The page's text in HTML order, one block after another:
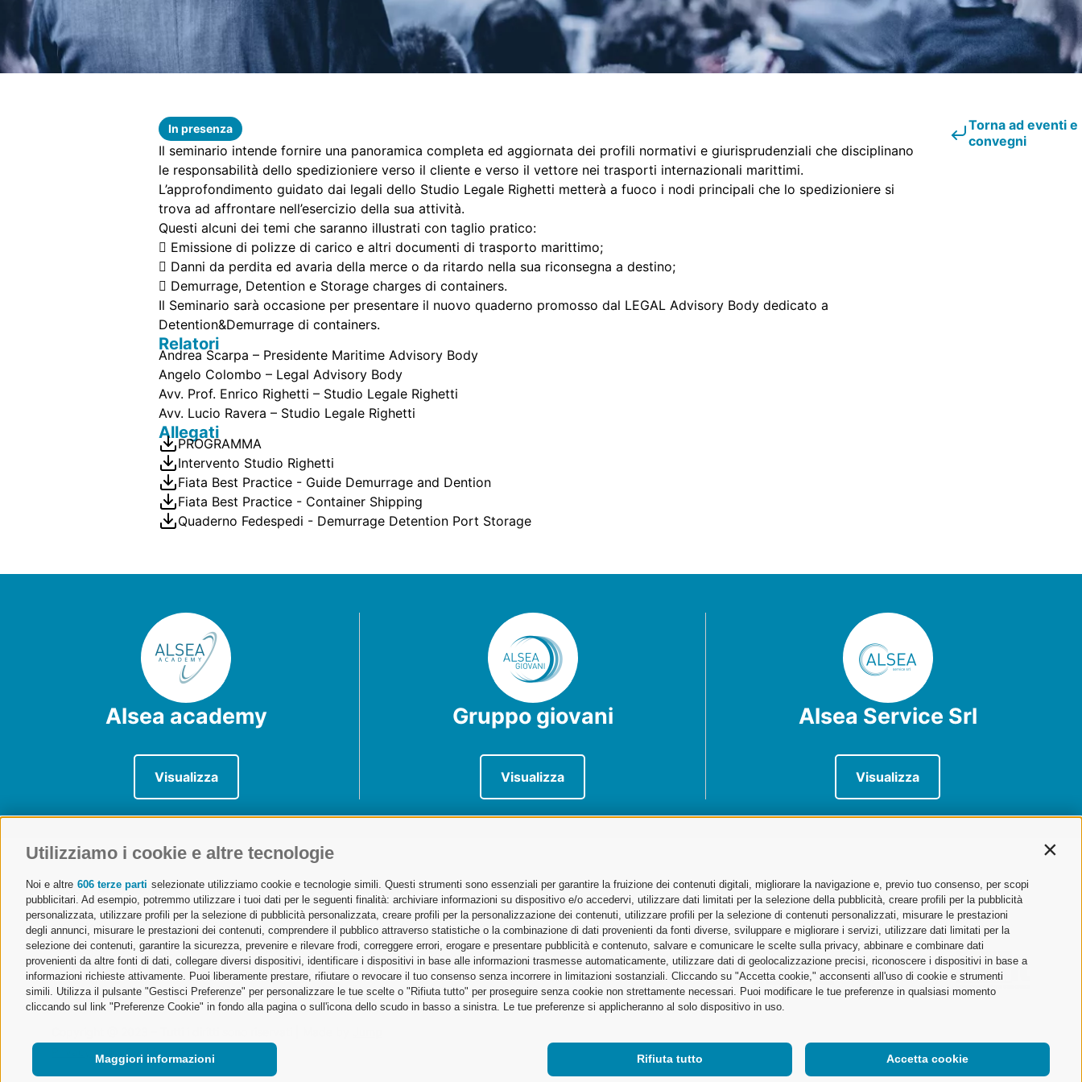
Utilizziamo i cookie e altre tecnologie
Noi e altre 606 terze parti selezionate utilizziamo cookie e tecnologie simili. Questi strumenti sono essenziali per garantire la fruizione dei contenuti digitali, migliorare la navigazione e, previo tuo consenso, per scopi
pubblicitari. Ad esempio, potremmo utilizzare i tuoi dati per le seguenti finalità: archiviare informazioni su dispositivo e/o accedervi, utilizzare dati limitati per la selezione della pubblicità, creare profili per la pubblicità
personalizzata, utilizzare profili per la selezione di pubblicità personalizzata, creare profili per la personalizzazione dei contenuti, utilizzare profili per la selezione di contenuti personalizzati, misurare le prestazioni
degli annunci, misurare le prestazioni dei contenuti, comprendere il pubblico attraverso statistiche o la combinazione di dati provenienti da fonti diverse, sviluppare e migliorare i servizi, utilizzare dati limitati per la
selezione dei contenuti, garantire la sicurezza, prevenire e rilevare frodi, correggere errori, erogare e presentare pubblicità e contenuto, salvare e comunicare le scelte sulla privacy, abbinare e combinare dati
provenienti da altre fonti di dati, collegare diversi dispositivi, identificare i dispositivi in base alle informazioni trasmesse automaticamente, utilizzare dati di geolocalizzazione precisi, riconoscere i dispositivi in base a
informazioni richieste attivamente. Puoi liberamente prestare, rifiutare o revocare il tuo consenso senza incorrere in limitazioni sostanziali. Cliccando su "Accetta cookie," acconsenti all'uso di cookie e strumenti
simili. Utilizza il pulsante "Gestisci Preferenze" per personalizzare le tue scelte o "Rifiuta tutto" per proseguire senza cookie non strettamente necessari. Puoi modificare le tue preferenze in qualsiasi momento
cliccando sul link "Preferenze Cookie" in fondo alla pagina o sull'icona dello scudo in basso a sinistra. Le tue preferenze si applicheranno al solo dispositivo in uso.
Accetta cookie
Rifiuta tutto
Maggiori informazioni
Torna ad eventi e
convegni
In presenza
Il seminario intende fornire una panoramica completa ed aggiornata dei profili normativi e giurisprudenziali che disciplinano
le responsabilità dello spedizioniere verso il cliente e verso il vettore nei trasporti internazionali marittimi.
L’approfondimento guidato dai legali dello Studio Legale Righetti metterà a fuoco i nodi principali che lo spedizioniere si
trova ad affrontare nell’esercizio della sua attività.
Questi alcuni dei temi che saranno illustrati con taglio pratico:
 Emissione di polizze di carico e altri documenti di trasporto marittimo;
 Danni da perdita ed avaria della merce o da ritardo nella sua riconsegna a destino;
 Demurrage, Detention e Storage charges di containers.
Il Seminario sarà occasione per presentare il nuovo quaderno promosso dal LEGAL Advisory Body dedicato a
Detention&Demurrage di containers.
Relatori
Andrea Scarpa – Presidente Maritime Advisory Body
Angelo Colombo – Legal Advisory Body
Avv. Prof. Enrico Righetti – Studio Legale Righetti
Avv. Lucio Ravera – Studio Legale Righetti
Allegati
PROGRAMMA
Intervento Studio Righetti
Fiata Best Practice - Guide Demurrage and Dention
Fiata Best Practice - Container Shipping
Quaderno Fedespedi - Demurrage Detention Port Storage
Alsea academy
Visualizza
Gruppo giovani
Visualizza
Alsea Service Srl
Visualizza
ALSEA | Associazione Lombarda Spedizionieri e Autotrasportatori
Tel. 02 671541
alsea@alsea.mi.it
Aderente a Confetra
Codice Fiscale 80042910150
Ufficio Milano
Via Cornalia 19 – 20124 Milano
Ufficio Malpensa
Aeroporto Milano Malpensa – Cargo City, Edificio 186 – Piano 5
Privacy policy Cookie policy